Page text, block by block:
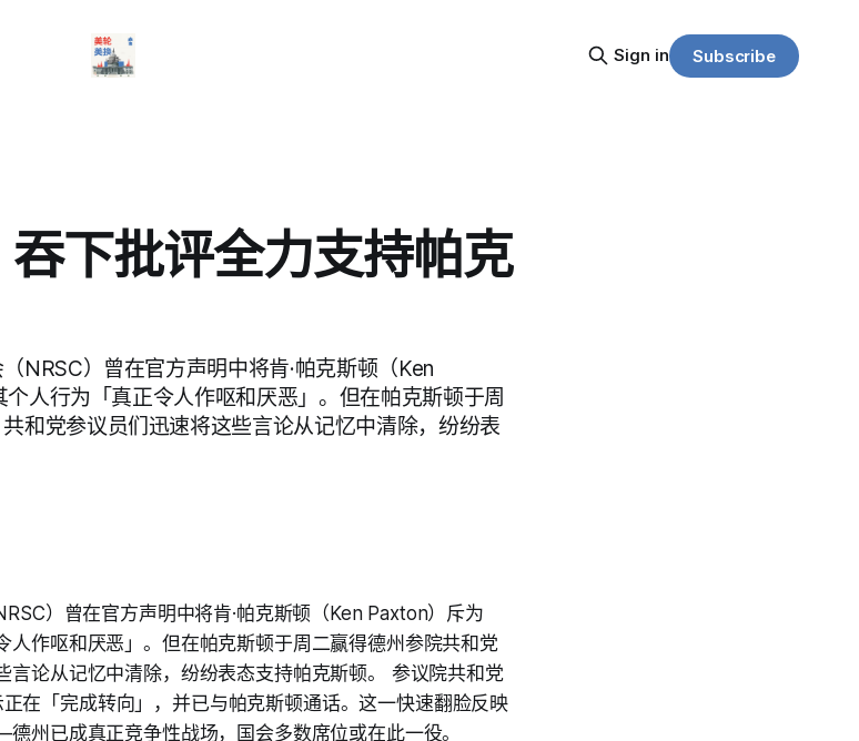
Sign in Subscribe
下批评全力支持帕克
NRSC）曾在官方声明中将肯·帕克斯顿（Ken
人行为「真正令人作呕和厌恶」。但在帕克斯顿于周
和党参议员们迅速将这些言论从记忆中清除，纷纷表
）曾在官方声明中将肯·帕克斯顿（Ken Paxton）斥为
人作呕和厌恶」。但在帕克斯顿于周二赢得德州参院共和党
言论从记忆中清除，纷纷表态支持帕克斯顿。 参议院共和党
在「完成转向」，并已与帕克斯顿通话。这一快速翻脸反映
州已成真正竞争性战场，国会多数席位或在此一役。